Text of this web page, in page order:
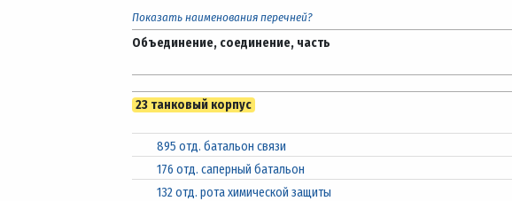
Показать наименования перечней?
Объединение, соединение, часть
23 танковый корпус
895 отд. батальон связи
176 отд. саперный батальон
132 отд. рота химической защиты